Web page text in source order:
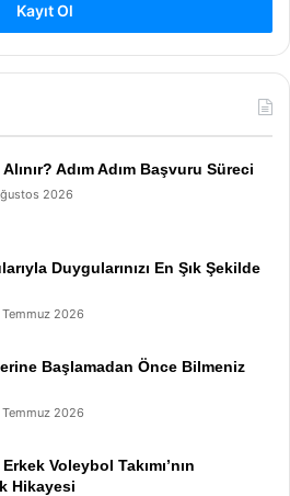
Kayıt Ol
Alınır? Adım Adım Başvuru Süreci
2026
Duygularınızı En Şık Şekilde
2026
Başlamadan Önce Bilmeniz
2026
Voleybol Takımı’nın
Hikayesi